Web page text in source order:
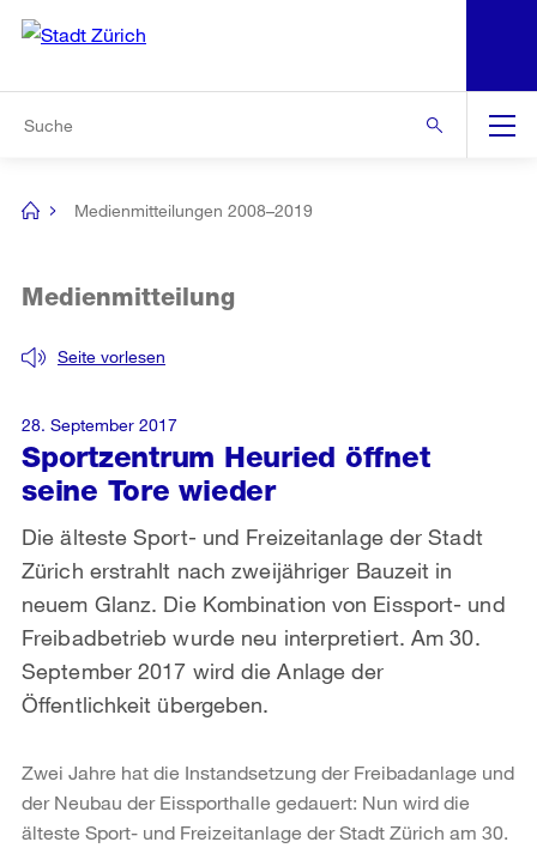
Navigation
[no
Medienmitteilungen 2008–2019
Sportzentrum Heuried öffnet
seine Tore wieder
Seite vorlesen
Medienmitteilung
Die älteste Sport- und Freizeitanlage der Stadt
Zürich erstrahlt nach zweijähriger Bauzeit in
neuem Glanz. Die Kombination von Eissport- und
Freibadbetrieb wurde neu interpretiert. Am 30.
September 2017 wird die Anlage der
Öffentlichkeit übergeben.
28. September 2017
Zwei Jahre hat die Instandsetzung der Freibadanlage und
der Neubau der Eissporthalle gedauert: Nun wird die
älteste Sport- und Freizeitanlage der Stadt Zürich am 30.